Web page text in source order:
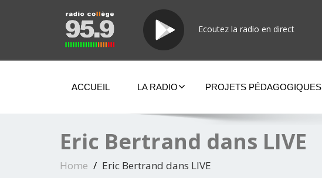
Ecoutez la radio en direct
ACCUEIL LA RADIO PROJETS PÉDAGOGIQUES
Eric Bertrand dans LIVE
Home Eric Bertrand dans LIVE